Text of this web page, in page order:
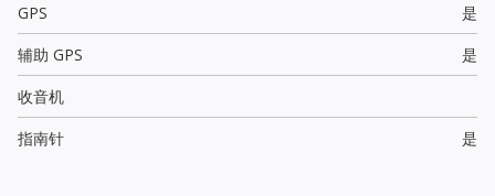
GPS
是
辅助 GPS
是
收音机
指南针
是